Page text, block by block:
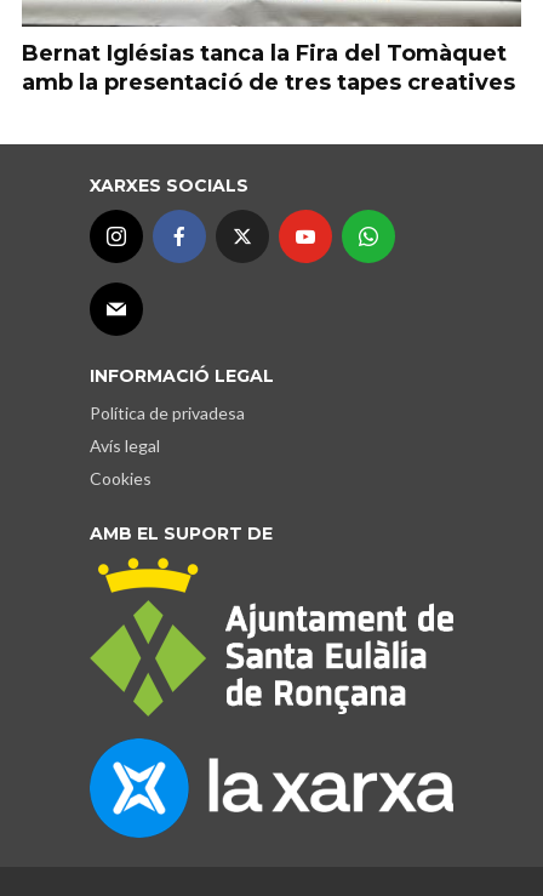
Bernat Iglésias tanca la Fira del Tomàquet
amb la presentació de tres tapes creatives
XARXES SOCIALS
INFORMACIÓ LEGAL
Política de privadesa
Avís legal
Cookies
AMB EL SUPORT DE